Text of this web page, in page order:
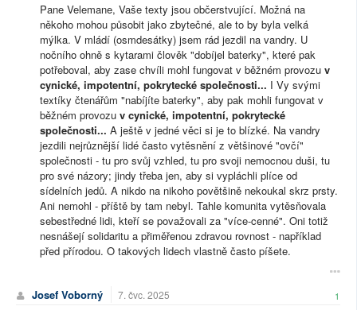
Pane Velemane, Vaše texty jsou občerstvující. Možná na
někoho mohou působit jako zbytečné, ale to by byla velká
mýlka. V mládí (osmdesátky) jsem rád jezdil na vandry. U
nočního ohně s kytarami člověk "dobíjel baterky", které pak
potřeboval, aby zase chvíli mohl fungovat v běžném provozu v
cynické, impotentní, pokrytecké společnosti... I Vy svými
textíky čtenářům "nabíjíte baterky", aby pak mohli fungovat v
běžném provozu v cynické, impotentní, pokrytecké
společnosti... A ještě v jedné věci si je to blízké. Na vandry
jezdili nejrůznější lidé často vytěsnění z většinové "ovčí"
společnosti - tu pro svůj vzhled, tu pro svoji nemocnou duši, tu
pro své názory; jindy třeba jen, aby si vypláchli plíce od
sídelních jedů. A nikdo na nikoho povětšině nekoukal skrz prsty.
Ani nemohl - příště by tam nebyl. Tahle komunita vytěsňovala
sebestředné lidi, kteří se považovali za "více-cenné". Oni totiž
nesnášejí solidaritu a přiměřenou zdravou rovnost - například
před přírodou. O takových lidech vlastně často píšete.
Josef Voborný 7. čvc. 2025 1